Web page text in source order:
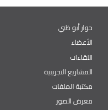
حوار أبو ظبي
الأعضاء
اللقاءات
المشاريع التجريبية
مكتبة الملفات
معرض الصور